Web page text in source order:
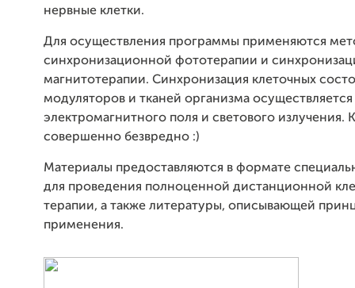
нервные клетки.
Для осуществления программы применяются
синхронизационной фототерапии и
магнитотерапии. Синхронизация клеточных
модуляторов и тканей организма
электромагнитного поля и светового излучения.
совершенно безвредно :)
Материалы предоставляются в формате
для проведения полноценной дистанционной
терапии, а также литературы, описывающей
применения.